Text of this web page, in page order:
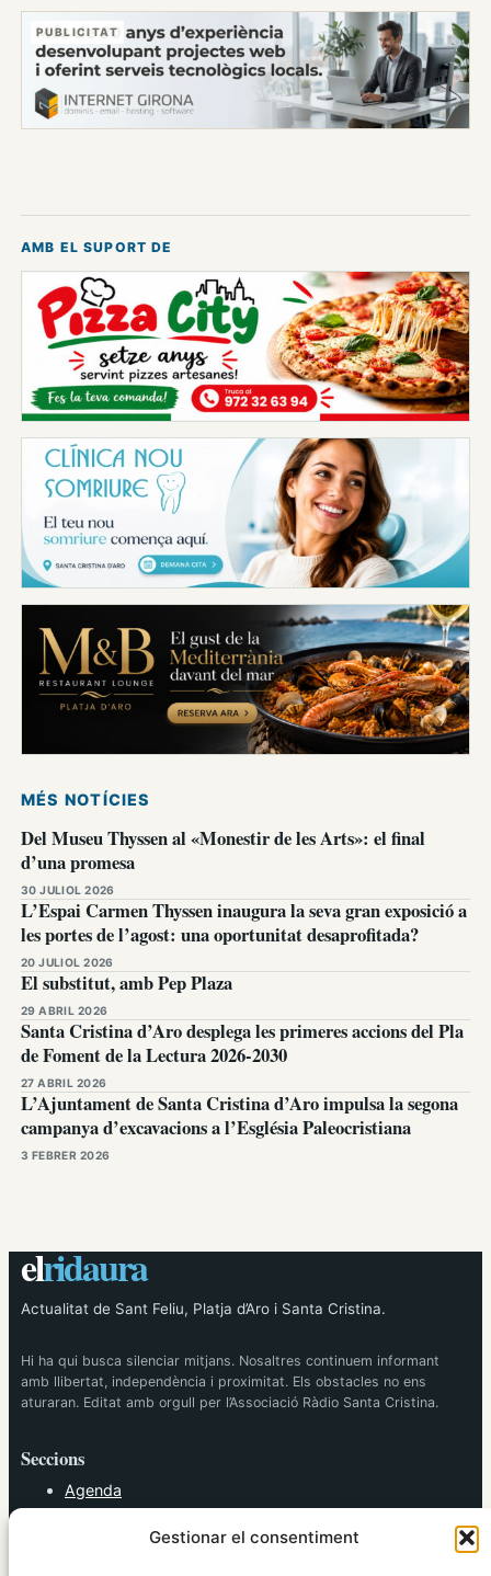
Gestionar el consentiment
PUBLICITAT
AMB EL SUPORT DE
MÉS NOTÍCIES
Del Museu Thyssen al «Monestir de les Arts»: el final
d’una promesa
30 JULIOL 2026
L’Espai Carmen Thyssen inaugura la seva gran exposició a
les portes de l’agost: una oportunitat desaprofitada?
20 JULIOL 2026
El substitut, amb Pep Plaza
29 ABRIL 2026
Santa Cristina d’Aro desplega les primeres accions del Pla
de Foment de la Lectura 2026-2030
27 ABRIL 2026
L’Ajuntament de Santa Cristina d’Aro impulsa la segona
campanya d’excavacions a l’Església Paleocristiana
3 FEBRER 2026
elridaura
Actualitat de Sant Feliu, Platja d’Aro i Santa Cristina.
Hi ha qui busca silenciar mitjans. Nosaltres continuem informant
amb llibertat, independència i proximitat. Els obstacles no ens
aturaran. Editat amb orgull per l’Associació Ràdio Santa Cristina.
Seccions
Agenda
Cultura